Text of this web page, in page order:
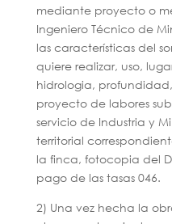
mediante proyecto o
Ingeniero Técnico de
las características del
quiere realizar, uso,
hidrologia,
proyecto de labores
servicio de Industria y
territorial
la finca, fotocopia del
pago de las tasas 046.
2) Una vez hecha la